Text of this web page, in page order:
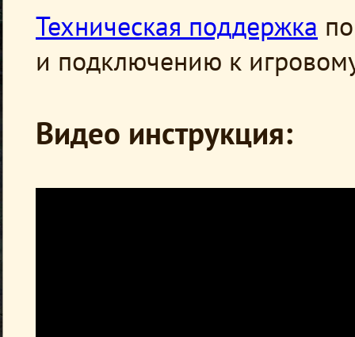
Техническая поддержка
и подключению к
Видео инструкция: